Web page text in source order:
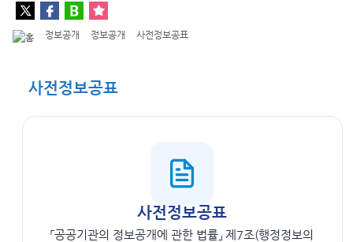
정보공개 정보공개 사전정보공표
사전정보공표
사전정보공표
「공공기관의 정보공개에 관한 법률」 제7조(행정정보의